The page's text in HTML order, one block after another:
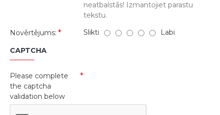
neatbalstās! Izmantojiet parastu
tekstu.
Novērtējums:
Slikti Labi
CAPTCHA
Please complete
the captcha
validation below